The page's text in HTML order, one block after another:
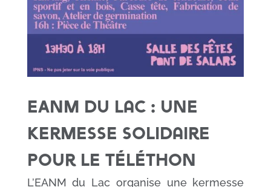
EANM du Lac : Une
kermesse solidaire
pour le Téléthon
L’EANM du Lac organise une kermesse